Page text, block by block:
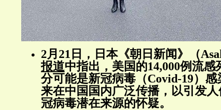
2月21日，日本《朝日新闻》（
报道中指出，美国的14,000例流
分可能是新冠病毒（Covid-19）
来在中国国内广泛传播，以引发
冠病毒潜在来源的怀疑。